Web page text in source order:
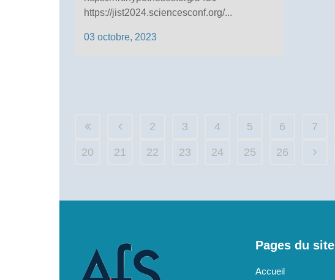
https://jist2024.sciencesconf.org/...
03 octobre, 2023
2 3 4 5 6 7
20 21 22 23 24 25 26
Pages du site
Accueil